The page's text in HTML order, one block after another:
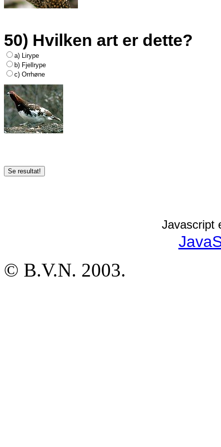
50) Hvilken art er dette?
a) Lirype
b) Fjellrype
c) Orrhøne
Javascript
© B.V.N. 2003.